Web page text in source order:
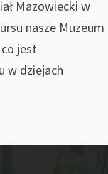
Mazowiecki w
nasze Muzeum
jest
w dziejach